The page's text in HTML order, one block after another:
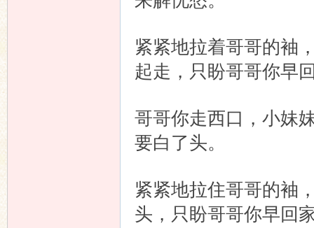
紧紧地拉着哥哥的袖
起走，只盼哥哥你
哥哥你走西口，小妹
要白了头。
紧紧地拉住哥哥的袖
头，只盼哥哥你早回